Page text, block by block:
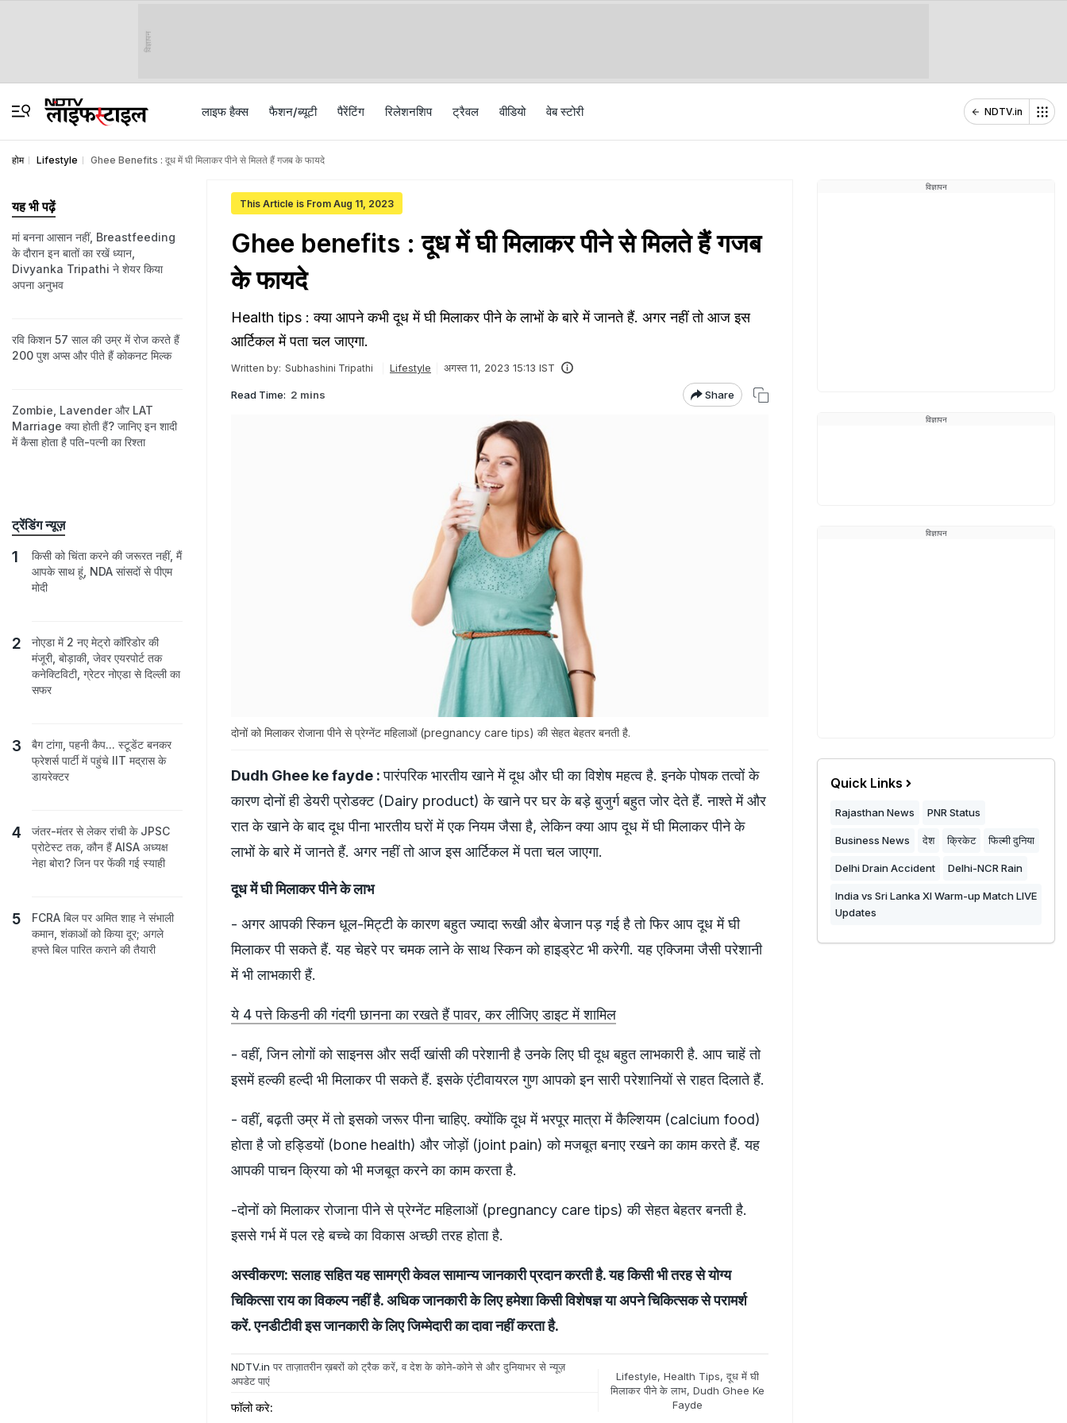
विज्ञापन
लाइफ हैक्स फैशन/ब्‍यूटी पैरेंटिंग रिलेशनशिप ट्रैवल वीड‍ियो वेब स्टोरी NDTV.in
होम Lifestyle Ghee Benefits : दूध में घी मिलाकर पीने से मिलते हैं गजब के फायदे
This Article is From Aug 11, 2023
Ghee benefits : दूध में घी मिलाकर पीने से मिलते हैं गजब
के फायदे
Health tips : क्या आपने कभी दूध में घी मिलाकर पीने के लाभों के बारे में जानते हैं. अगर नहीं तो आज इस
आर्टिकल में पता चल जाएगा.
Written by: Subhashini Tripathi Lifestyle अगस्त 11, 2023 15:13 IST
Read Time: 2 mins Share
दोनों को मिलाकर रोजाना पीने से प्रेग्नेंट महिलाओं (pregnancy care tips) की सेहत बेहतर बनती है.
Dudh Ghee ke fayde :पारंपरिक भारतीय खाने में दूध और घी का विशेष महत्व है. इनके पोषक तत्वों के
कारण दोनों ही डेयरी प्रोडक्ट (Dairy product) के खाने पर घर के बड़े बुजुर्ग बहुत जोर देते हैं. नाश्ते में और
रात के खाने के बाद दूध पीना भारतीय घरों में एक नियम जैसा है, लेकिन क्या आप दूध में घी मिलाकर पीने के
लाभों के बारे में जानते हैं. अगर नहीं तो आज इस आर्टिकल में पता चल जाएगा.
दूध में घी मिलाकर पीने के लाभ
- अगर आपकी स्किन धूल-मिट्टी के कारण बहुत ज्यादा रूखी और बेजान पड़ गई है तो फिर आप दूध में घी
मिलाकर पी सकते हैं. यह चेहरे पर चमक लाने के साथ स्किन को हाइड्रेट भी करेगी. यह एक्जिमा जैसी परेशानी
में भी लाभकारी हैं.
ये 4 पत्ते किडनी की गंदगी छानना का रखते हैं पावर, कर लीजिए डाइट में शामिल
- वहीं, जिन लोगों को साइनस और सर्दी खांसी की परेशानी है उनके लिए घी दूध बहुत लाभकारी है. आप चाहें तो
इसमें हल्की हल्दी भी मिलाकर पी सकते हैं. इसके एंटीवायरल गुण आपको इन सारी परेशानियों से राहत दिलाते हैं.
- वहीं, बढ़ती उम्र में तो इसको जरूर पीना चाहिए. क्योंकि दूध में भरपूर मात्रा में कैल्शियम (calcium food)
होता है जो हड्डियों (bone health) और जोड़ों (joint pain) को मजबूत बनाए रखने का काम करते हैं. यह
आपकी पाचन क्रिया को भी मजबूत करने का काम करता है.
-दोनों को मिलाकर रोजाना पीने से प्रेग्नेंट महिलाओं (pregnancy care tips) की सेहत बेहतर बनती है.
इससे गर्भ में पल रहे बच्चे का विकास अच्छी तरह होता है.
अस्वीकरण: सलाह सहित यह सामग्री केवल सामान्य जानकारी प्रदान करती है. यह किसी भी तरह से योग्य
चिकित्सा राय का विकल्प नहीं है. अधिक जानकारी के लिए हमेशा किसी विशेषज्ञ या अपने चिकित्सक से परामर्श
करें. एनडीटीवी इस जानकारी के लिए जिम्मेदारी का दावा नहीं करता है.
NDTV.in पर ताज़ातरीन ख़बरों को ट्रैक करें, व देश के कोने-कोने से और दुनियाभर से न्यूज़
अपडेट पाएं
फॉलो करे:
Lifestyle, Health Tips, दूध में घी
मिलाकर पीने के लाभ, Dudh Ghee Ke
Fayde
यह भी पढ़ें
मां बनना आसान नहीं, Breastfeeding
के दौरान इन बातों का रखें ध्यान,
Divyanka Tripathi ने शेयर किया
अपना अनुभव
रव‍ि क‍िशन 57 साल की उम्र में रोज करते हैं
200 पुश अप्‍स और पीते हैं कोकनट म‍िल्‍क
Zombie, Lavender और LAT
Marriage क्या होती हैं? जानिए इन शादी
में कैसा होता है पति-पत्नी का रिश्ता
ट्रेंडिंग न्यूज़
किसी को चिंता करने की जरूरत नहीं, मैं
आपके साथ हूं, NDA सांसदों से पीएम
मोदी
नोएडा में 2 नए मेट्रो कॉरिडोर की
मंजूरी, बोड़ाकी, जेवर एयरपोर्ट तक
कनेक्टिविटी, ग्रेटर नोएडा से दिल्ली का
सफर
बैग टांगा, पहनी कैप... स्टूडेंट बनकर
फ्रेशर्स पार्टी में पहुंचे IIT मद्रास के
डायरेक्टर
जंतर-मंतर से लेकर रांची के JPSC
प्रोटेस्ट तक, कौन हैं AISA अध्यक्ष
नेहा बोरा? जिन पर फेंकी गई स्याही
FCRA बिल पर अमित शाह ने संभाली
कमान, शंकाओं को किया दूर; अगले
हफ्ते बिल पारित कराने की तैयारी
विज्ञापन
विज्ञापन
विज्ञापन
Quick Links
Rajasthan News PNR Status
Business News देश क्रिकेट फिल्मी दुनिया
Delhi Drain Accident Delhi-NCR Rain
India vs Sri Lanka XI Warm-up Match LIVE
Updates